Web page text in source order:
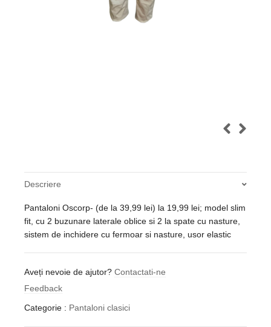
Descriere
Pantaloni Oscorp- (de la 39,99 lei) la 19,99 lei; model slim
fit, cu 2 buzunare laterale oblice si 2 la spate cu nasture,
sistem de inchidere cu fermoar si nasture, usor elastic
Aveți nevoie de ajutor? Contactati-ne
Feedback
Categorie : Pantaloni clasici